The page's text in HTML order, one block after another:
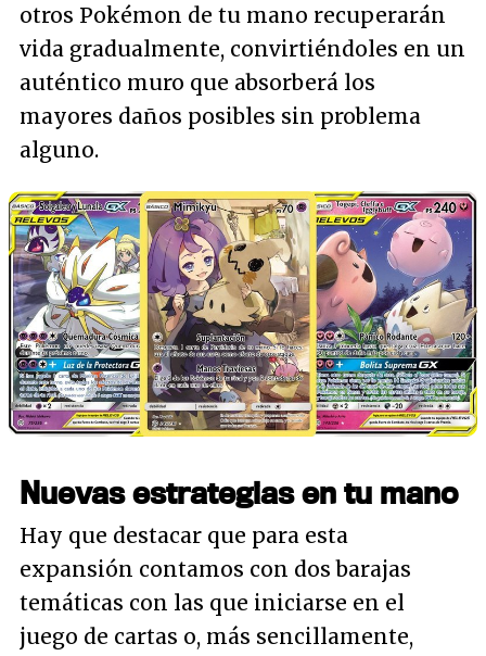
otros Pokémon de tu mano recuperarán
vida gradualmente, convirtiéndoles en un
auténtico muro que absorberá los
mayores daños posibles sin problema
alguno.
Nuevas estrategias en tu mano
Hay que destacar que para esta
expansión contamos con dos barajas
temáticas con las que iniciarse en el
juego de cartas o, más sencillamente,